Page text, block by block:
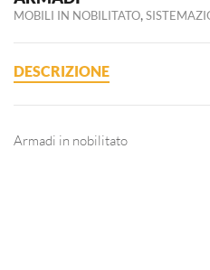
MOBILI IN NOBILITATO,
DESCRIZIONE
Armadi in nobilitato